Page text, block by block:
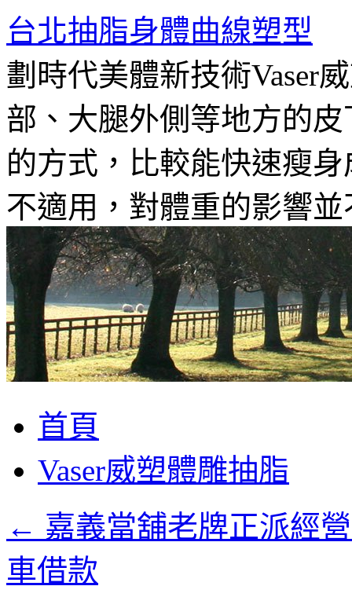
台北抽脂身體曲線塑型
劃時代美體新技術Vaser
部、大腿外側等地方的
的方式，比較能快速瘦
不適用，對體重的影響
至
要
首頁
Vaser威塑體雕抽脂
← 嘉義當舖老牌正派經
車借款